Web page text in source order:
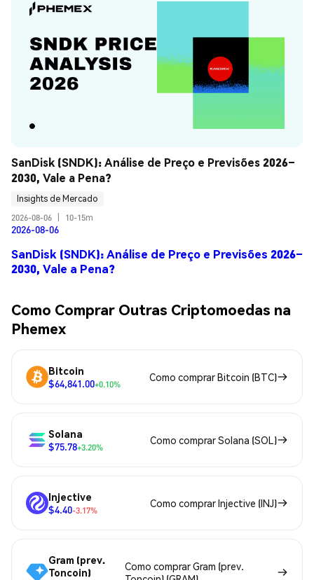
SanDisk (SNDK): Análise de Preço e Previsões 2026–
2030, Vale a Pena?
Insights de Mercado
2026-08-06
10-15m
2026-08-06
SanDisk (SNDK): Análise de Preço e Previsões 2026–
2030, Vale a Pena?
Como Comprar Outras Criptomoedas na
Phemex
Bitcoin
$64,841.00+0.10%
Como comprar Bitcoin (BTC)
Solana
$75.78+3.20%
Como comprar Solana (SOL)
Injective
$4.40-3.17%
Como comprar Injective (INJ)
Gram (prev.
Toncoin)
Como comprar Gram (prev.